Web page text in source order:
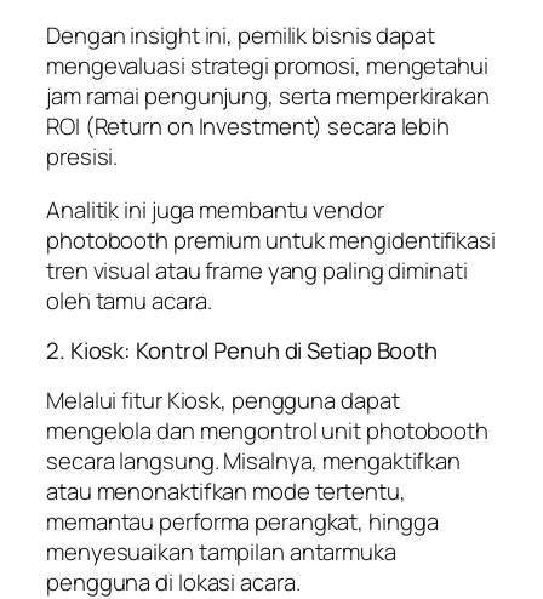
Dengan insight ini, pemilik bisnis dapat
mengevaluasi strategi promosi, mengetahui
jam ramai pengunjung, serta memperkirakan
ROI (Return on Investment) secara lebih
presisi.
Analitik ini juga membantu vendor
photobooth premium untuk mengidentifikasi
tren visual atau frame yang paling diminati
oleh tamu acara.
2. Kiosk: Kontrol Penuh di Setiap Booth
Melalui fitur Kiosk, pengguna dapat
mengelola dan mengontrol unit photobooth
secara langsung. Misalnya, mengaktifkan
atau menonaktifkan mode tertentu,
memantau performa perangkat, hingga
menyesuaikan tampilan antarmuka
pengguna di lokasi acara.